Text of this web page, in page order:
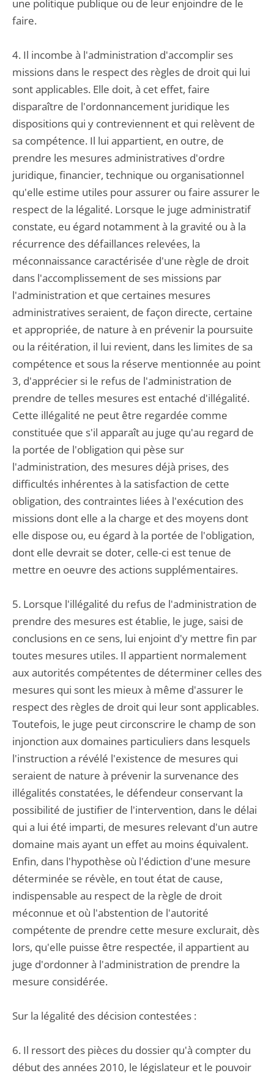
une politique publique ou de leur enjoindre de le
faire.
4. Il incombe à l'administration d'accomplir ses
missions dans le respect des règles de droit qui lui
sont applicables. Elle doit, à cet effet, faire
disparaître de l'ordonnancement juridique les
dispositions qui y contreviennent et qui relèvent de
sa compétence. Il lui appartient, en outre, de
prendre les mesures administratives d'ordre
juridique, financier, technique ou organisationnel
qu'elle estime utiles pour assurer ou faire assurer le
respect de la légalité. Lorsque le juge administratif
constate, eu égard notamment à la gravité ou à la
récurrence des défaillances relevées, la
méconnaissance caractérisée d'une règle de droit
dans l'accomplissement de ses missions par
l'administration et que certaines mesures
administratives seraient, de façon directe, certaine
et appropriée, de nature à en prévenir la poursuite
ou la réitération, il lui revient, dans les limites de sa
compétence et sous la réserve mentionnée au point
3, d'apprécier si le refus de l'administration de
prendre de telles mesures est entaché d'illégalité.
Cette illégalité ne peut être regardée comme
constituée que s'il apparaît au juge qu'au regard de
la portée de l'obligation qui pèse sur
l'administration, des mesures déjà prises, des
difficultés inhérentes à la satisfaction de cette
obligation, des contraintes liées à l'exécution des
missions dont elle a la charge et des moyens dont
elle dispose ou, eu égard à la portée de l'obligation,
dont elle devrait se doter, celle-ci est tenue de
mettre en oeuvre des actions supplémentaires.
5. Lorsque l'illégalité du refus de l'administration de
prendre des mesures est établie, le juge, saisi de
conclusions en ce sens, lui enjoint d'y mettre fin par
toutes mesures utiles. Il appartient normalement
aux autorités compétentes de déterminer celles des
mesures qui sont les mieux à même d'assurer le
respect des règles de droit qui leur sont applicables.
Toutefois, le juge peut circonscrire le champ de son
injonction aux domaines particuliers dans lesquels
l'instruction a révélé l'existence de mesures qui
seraient de nature à prévenir la survenance des
illégalités constatées, le défendeur conservant la
possibilité de justifier de l'intervention, dans le délai
qui a lui été imparti, de mesures relevant d'un autre
domaine mais ayant un effet au moins équivalent.
Enfin, dans l'hypothèse où l'édiction d'une mesure
déterminée se révèle, en tout état de cause,
indispensable au respect de la règle de droit
méconnue et où l'abstention de l'autorité
compétente de prendre cette mesure exclurait, dès
lors, qu'elle puisse être respectée, il appartient au
juge d'ordonner à l'administration de prendre la
mesure considérée.
Sur la légalité des décision contestées :
6. Il ressort des pièces du dossier qu'à compter du
début des années 2010, le législateur et le pouvoir